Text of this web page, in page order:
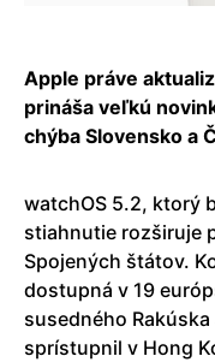
Apple práve
prináša veľkú
chýba Slovensko a
watchOS 5.2, ktorý
stiahnutie rozširuje
Spojených štátov.
dostupná v 19
susedného
sprístupnil v Hong